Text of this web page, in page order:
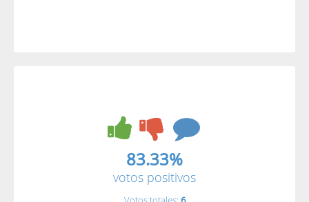
83.33%
votos positivos